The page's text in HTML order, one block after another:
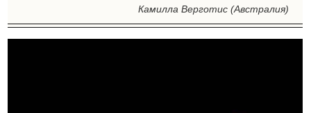
Камилла Верготис (Австралия)